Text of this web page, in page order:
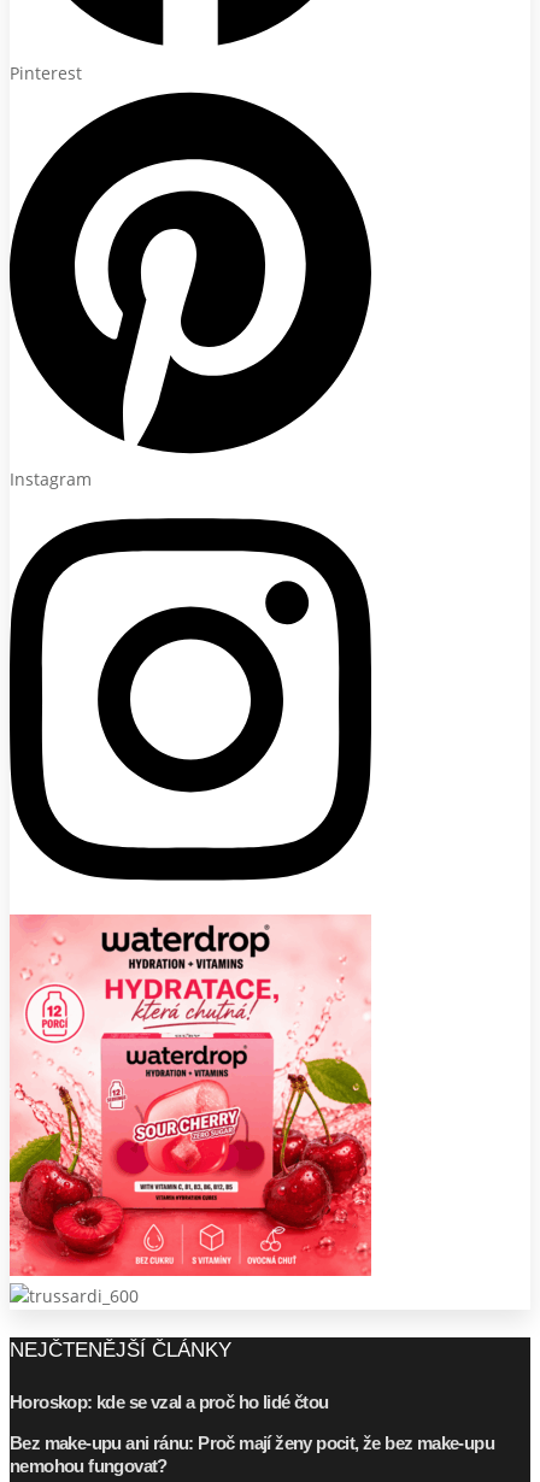
Pinterest
Instagram
NEJČTENĚJŠÍ ČLÁNKY
Horoskop: kde se vzal a proč ho lidé čtou
Bez make-upu ani ránu: Proč mají ženy pocit, že bez make-upu
nemohou fungovat?